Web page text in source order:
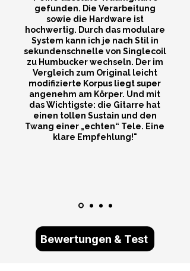
gefunden. Die Verarbeitung
sowie die Hardware ist
hochwertig. Durch das modulare
System kann ich je nach Stil in
sekundenschnelle von Singlecoil
zu Humbucker wechseln. Der im
Vergleich zum Original leicht
modifizierte Korpus liegt super
angenehm am Körper. Und mit
das Wichtigste: die Gitarre hat
einen tollen Sustain und den
Twang einer „echten“ Tele. Eine
klare Empfehlung!"
Bewertungen & Test